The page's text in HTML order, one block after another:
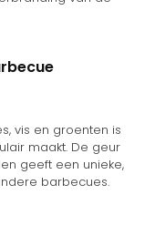
vis en groenten is
maakt. De geur
geeft een unieke,
barbecues.